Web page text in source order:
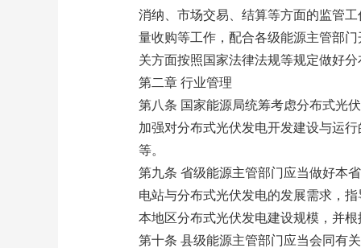
消纳、市场交易、结算等方面的监管
量收购等工作，配合各级能源主管部
关方面按照国家法律法规等规定做好
第二章 行业管理
第八条 国家能源局统筹考虑分布式光
加强对分布式光伏发电开发建设与运
等。
第九条 省级能源主管部门应当做好本
电站与分布式光伏发电的发展需求，
本地区分布式光伏发电建设规模，并
第十条 县级能源主管部门应当会同有